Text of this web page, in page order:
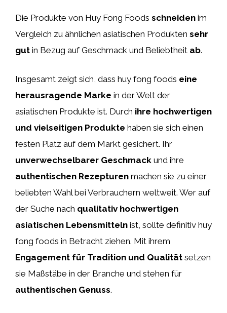
Die Produkte von Huy Fong Foods schneiden im
Vergleich zu ähnlichen asiatischen Produkten sehr
gut in Bezug auf Geschmack und Beliebtheit ab.
Insgesamt zeigt sich, dass huy fong foods eine
herausragende Marke in der Welt der
asiatischen Produkte ist. Durch ihre hochwertigen
und vielseitigen Produkte haben sie sich einen
festen Platz auf dem Markt gesichert. Ihr
unverwechselbarer Geschmack und ihre
authentischen Rezepturen machen sie zu einer
beliebten Wahl bei Verbrauchern weltweit. Wer auf
der Suche nach qualitativ hochwertigen
asiatischen Lebensmitteln ist, sollte definitiv huy
fong foods in Betracht ziehen. Mit ihrem
Engagement für Tradition und Qualität setzen
sie Maßstäbe in der Branche und stehen für
authentischen Genuss.